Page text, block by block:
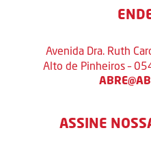
Avenida Dra. Ruth
Alto de Pinheiros –
ASSINE